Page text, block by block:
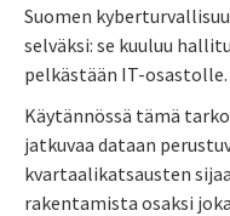
Suomen
selväksi: se kuuluu
pelkästään IT-osastolle.
Käytännössä tämä
jatkuvaa dataan
kvartaalikatsausten
rakentamista osaksi